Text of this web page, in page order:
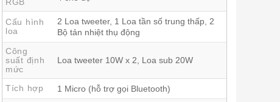
Cấu hình
loa
2 Loa tweeter, 1 Loa tần số trung thấp, 2
Bộ tản nhiệt thụ động
Công
suất định
mức
Loa tweeter 10W x 2, Loa sub 20W
Tích hợp
1 Micro (hỗ trợ gọi Bluetooth)